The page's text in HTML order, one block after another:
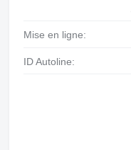
Mise en ligne:
ID Autoline: